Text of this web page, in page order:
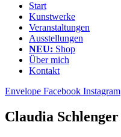
Start
Kunstwerke
Veranstaltungen
Ausstellungen
NEU: Shop
Über mich
Kontakt
Envelope Facebook Instagram
Claudia Schlenger